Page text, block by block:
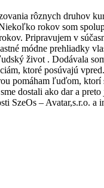
rôznych druhov
rokov som
Pripravujem v
módne prehliadky
život . Dodávala
ktoré posúvajú
pomáham ľuďom,
dostali ako dar a
– Avatar,s.r.o. a